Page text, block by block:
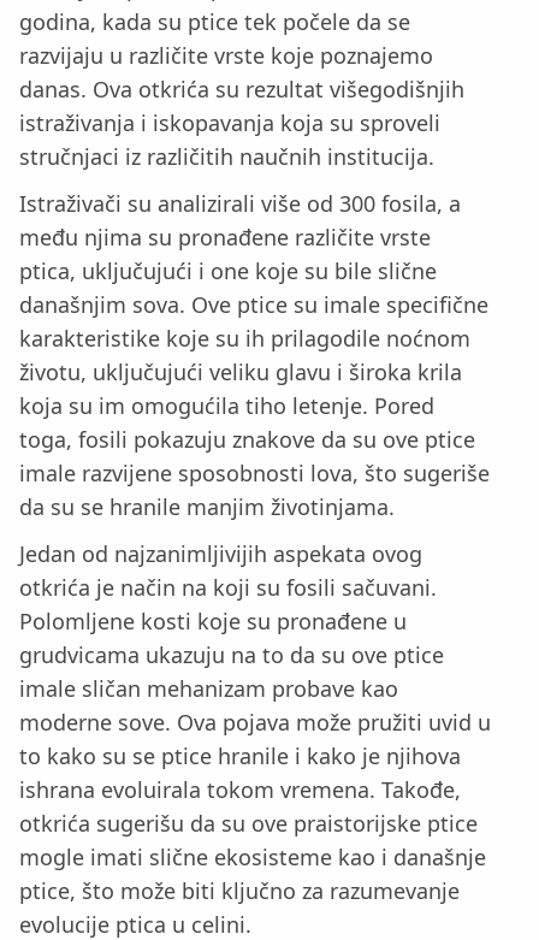
godina, kada su ptice tek počele da se
razvijaju u različite vrste koje poznajemo
danas. Ova otkrića su rezultat višegodišnjih
istraživanja i iskopavanja koja su sproveli
stručnjaci iz različitih naučnih institucija.
Istraživači su analizirali više od 300 fosila, a
među njima su pronađene različite vrste
ptica, uključujući i one koje su bile slične
današnjim sova. Ove ptice su imale specifične
karakteristike koje su ih prilagodile noćnom
životu, uključujući veliku glavu i široka krila
koja su im omogućila tiho letenje. Pored
toga, fosili pokazuju znakove da su ove ptice
imale razvijene sposobnosti lova, što sugeriše
da su se hranile manjim životinjama.
Jedan od najzanimljivijih aspekata ovog
otkrića je način na koji su fosili sačuvani.
Polomljene kosti koje su pronađene u
grudvicama ukazuju na to da su ove ptice
imale sličan mehanizam probave kao
moderne sove. Ova pojava može pružiti uvid u
to kako su se ptice hranile i kako je njihova
ishrana evoluirala tokom vremena. Takođe,
otkrića sugerišu da su ove praistorijske ptice
mogle imati slične ekosisteme kao i današnje
ptice, što može biti ključno za razumevanje
evolucije ptica u celini.